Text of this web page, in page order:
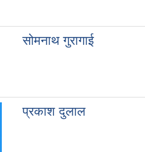
सोमनाथ गुरागाई
प्रकाश दुलाल